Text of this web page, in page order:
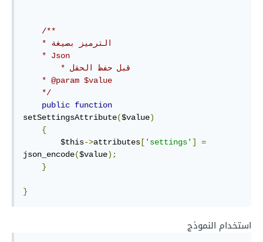
/**
    */
public function
setSettingsAttribute($value)
{
        $this
->attributes [ 'settings' ]
=
json_encode($value);
}
}
استخدام النموذج